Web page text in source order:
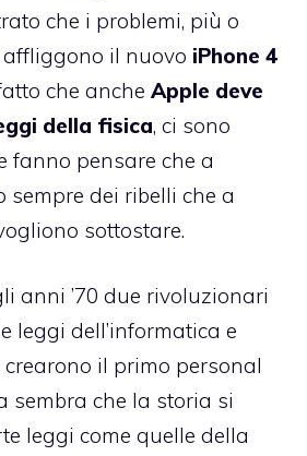
che i problemi, più o
affliggono il nuovo iPhone 4
che anche Apple deve
della fisica, ci sono
fanno pensare che a
sempre dei ribelli che a
sottostare.
anni ’70 due rivoluzionari
leggi dell’informatica e
crearono il primo personal
sembra che la storia si
leggi come quelle della